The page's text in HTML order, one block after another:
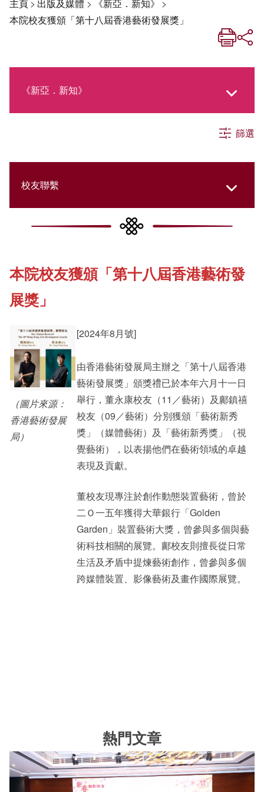
主頁> 出版及媒體 > 《新亞．新知》 >
本院校友獲頒「第十八屆香港藝術發展獎」
《新亞．新知》
社交媒體專欄
《新亞簡訊》
《新亞書院概覽》
新亞影集
影片庫
篩選
校友聯繫
College Updates
Cultural Topics
Staff Engagement
本院校友獲頒「第十八屆香港藝術發
展獎」
（圖片來源：
香港藝術發展
局）
[2024年8月號]
由香港藝術發展局主辦之「第十八屆香港
藝術發展獎」頒獎禮已於本年六月十一日
舉行，董永康校友（11／藝術）及鄺鎮禧
校友（09／藝術）分別獲頒「藝術新秀
獎」（媒體藝術）及「藝術新秀獎」（視
覺藝術），以表揚他們在藝術領域的卓越
表現及貢獻。
董校友現專注於創作動態裝置藝術，曾於
二Ｏ一五年獲得大華銀行「Golden
Garden」裝置藝術大獎，曾參與多個與藝
術科技相關的展覽。鄺校友則擅長從日常
生活及矛盾中提煉藝術創作，曾參與多個
跨媒體裝置、影像藝術及畫作國際展覽。
熱門文章